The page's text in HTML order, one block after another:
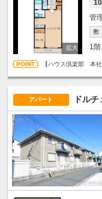
敷
1階
【ハウス倶楽部 本
アパート ドル